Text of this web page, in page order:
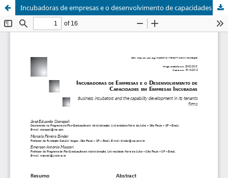
Incubadoras de empresas e o desenvolvimento de capacidades em empresas incubadas